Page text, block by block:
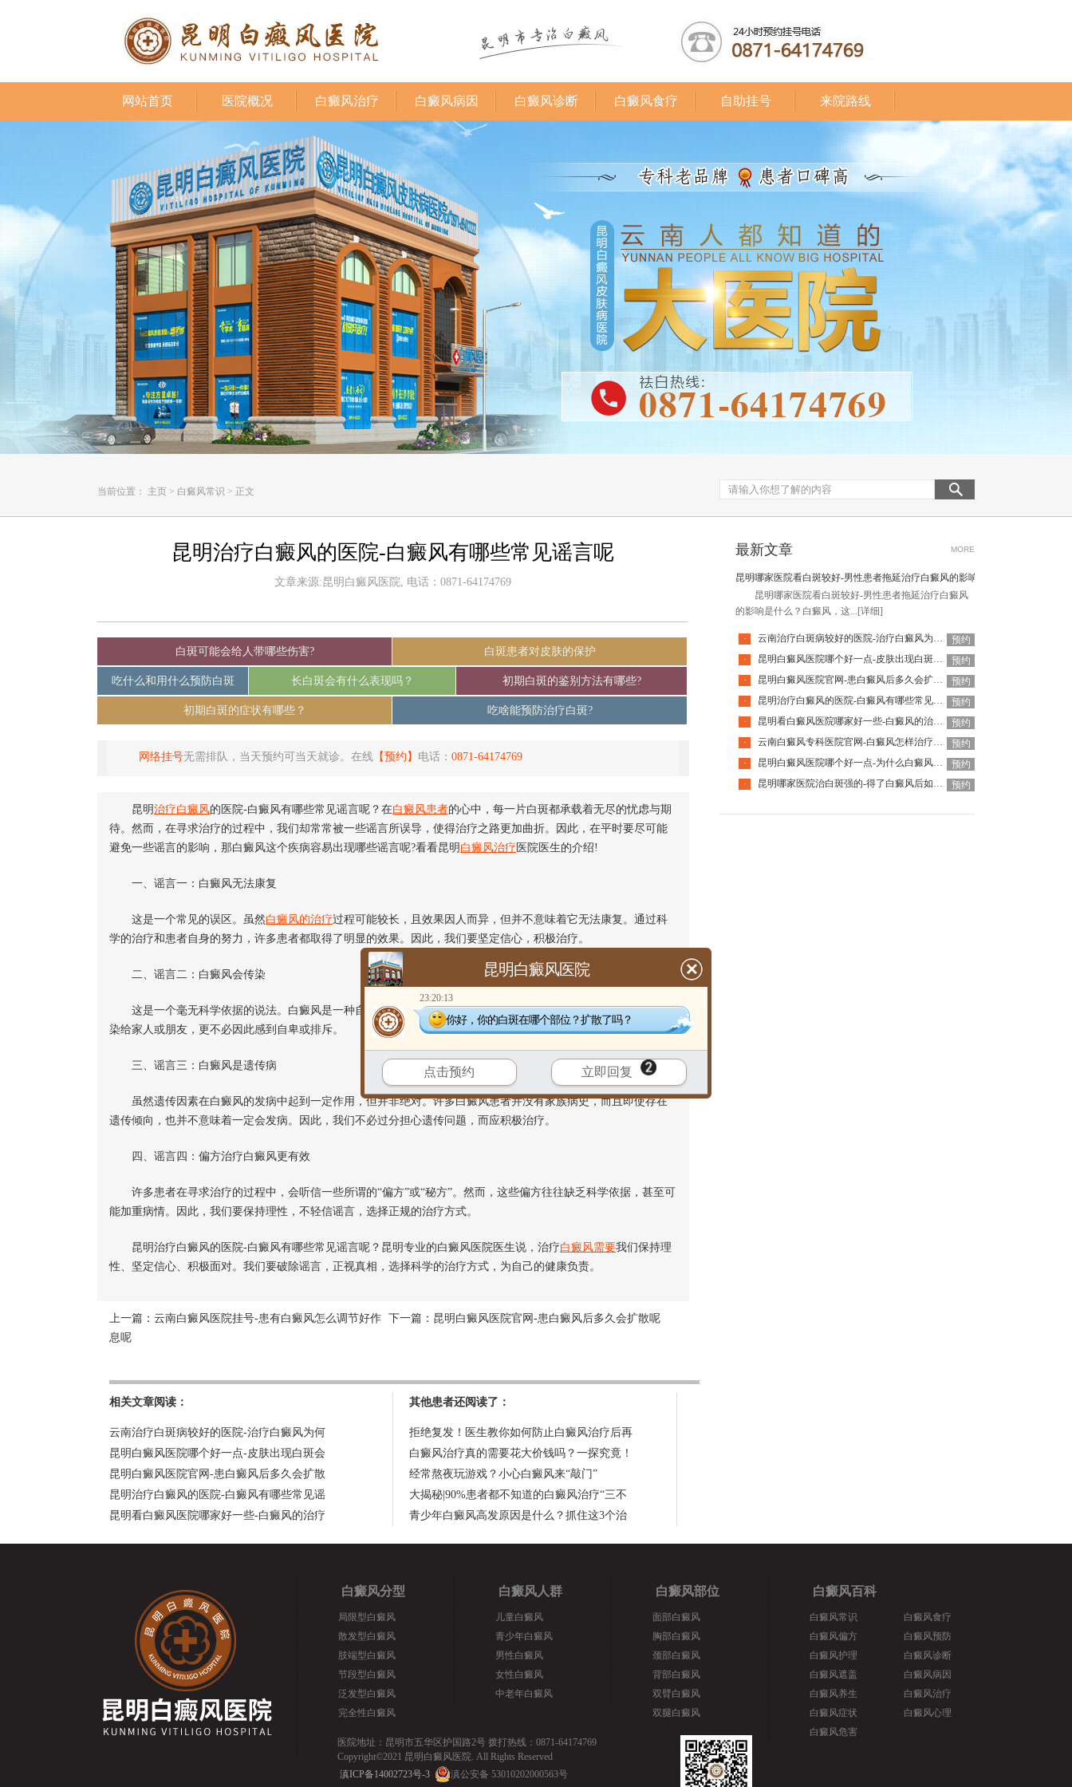
网站首页 医院概况 白癜风治疗 白癜风病因 白癜风诊断 白癜风食疗 自助挂号 来院路线
当前位置： 主页 > 白癜风常识 > 正文
昆明治疗白癜风的医院-白癜风有哪些常见谣言呢
文章来源:昆明白癜风医院, 电话：0871-64174769
白斑可能会给人带哪些伤害? 白斑患者对皮肤的保护
吃什么和用什么预防白斑 长白斑会有什么表现吗？ 初期白斑的鉴别方法有哪些?
初期白斑的症状有哪些？ 吃啥能预防治疗白斑?
网络挂号无需排队，当天预约可当天就诊。在线 【预约】 电话： 0871-64174769
昆明治疗白癜风的医院-白癜风有哪些常见谣言呢？在白癜风患者的心中，每一片白斑都承载着无尽的忧虑与期
待。然而，在寻求治疗的过程中，我们却常常被一些谣言所误导，使得治疗之路更加曲折。因此，在平时要尽可能
避免一些谣言的影响，那白癜风这个疾病容易出现哪些谣言呢?看看昆明 白癜风治疗 医院医生的介绍!
一、谣言一：白癜风无法康复
这是一个常见的误区。虽然白癜风的治疗过程可能较长，且效果因人而异，但并不意味着它无法康复。通过科
学的治疗和患者自身的努力，许多患者都取得了明显的效果。因此，我们要坚定信心，积极治疗。
二、谣言二：白癜风会传染
这是一个毫无科学依据的说法。白癜风是一种自身免疫性疾病，与传染病无关。患者不必担心自己的病情会传
染给家人或朋友，更不必因此感到自卑或排斥。
三、谣言三：白癜风是遗传病
虽然遗传因素在白癜风的发病中起到一定作用，但并非绝对。许多白癜风患者并没有家族病史，而且即使存在
遗传倾向，也并不意味着一定会发病。因此，我们不必过分担心遗传问题，而应积极治疗。
四、谣言四：偏方治疗白癜风更有效
许多患者在寻求治疗的过程中，会听信一些所谓的“偏方”或“秘方”。然而，这些偏方往往缺乏科学依据，甚至可
能加重病情。因此，我们要保持理性，不轻信谣言，选择正规的治疗方式。
昆明治疗白癜风的医院-白癜风有哪些常见谣言呢？昆明专业的白癜风医院医生说，治疗白癜风需要我们保持理
性、坚定信心、积极面对。我们要破除谣言，正视真相，选择科学的治疗方式，为自己的健康负责。
上一篇： 云南白癜风医院挂号-患有白癜风怎么调节好作
息呢
下一篇： 昆明白癜风医院官网-患白癜风后多久会扩散呢
相关文章阅读：
云南治疗白斑病较好的医院-治疗白癜风为何
昆明白癜风医院哪个好一点-皮肤出现白斑会
昆明白癜风医院官网-患白癜风后多久会扩散
昆明治疗白癜风的医院-白癜风有哪些常见谣
昆明看白癜风医院哪家好一些-白癜风的治疗
其他患者还阅读了：
拒绝复发！医生教你如何防止白癜风治疗后再
白癜风治疗真的需要花大价钱吗？一探究竟！
经常熬夜玩游戏？小心白癜风来“敲门”
大揭秘|90%患者都不知道的白癜风治疗“三不
青少年白癜风高发原因是什么？抓住这3个治
最新文章 MORE
昆明哪家医院看白斑较好-男性患者拖延治疗白癜风的影响是什么
昆明哪家医院看白斑较好-男性患者拖延治疗白癜风
的影响是什么？白癜风，这... [详细]
· 云南治疗白斑病较好的医院-治疗白癜风为何如此难呢
预约
·
昆明白癜风医院哪个好一点-皮肤出现白斑会是白癜风吗
预约
·
昆明白癜风医院官网-患白癜风后多久会扩散呢
预约
·
昆明治疗白癜风的医院-白癜风有哪些常见谣言呢
预约
·
昆明看白癜风医院哪家好一些-白癜风的治疗要注意什么呢
预约
·
云南白癜风专科医院官网-白癜风怎样治疗才科学呢
预约
·
昆明白癜风医院哪个好一点-为什么白癜风治疗周期那么长呢
预约
·
昆明哪家医院治白斑强的-得了白癜风后如何调节心理问题呢 预约
白癜风分型
局限型白癜风
散发型白癜风
肢端型白癜风
节段型白癜风
泛发型白癜风
完全性白癜风
白癜风人群
儿童白癜风
青少年白癜风
男性白癜风
女性白癜风
中老年白癜风
白癜风部位
面部白癜风
胸部白癜风
颈部白癜风
背部白癜风
双臂白癜风
双腿白癜风
白癜风百科
白癜风常识
白癜风偏方
白癜风护理
白癜风遮盖
白癜风养生
白癜风症状
白癜风危害
白癜风食疗
白癜风预防
白癜风诊断
白癜风病因
白癜风治疗
白癜风心理
医院地址：昆明市五华区护国路2号 拨打热线：0871-64174769
Copyright©2021 昆明白癜风医院. All Rights Reserved
滇ICP备14002723号-3
滇公安备 53010202000563号
昆明白癜风医院
23:20:13
你好，你的白斑在哪个部位？扩散了吗？
点击预约 立即回复